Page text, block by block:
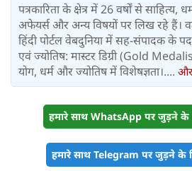
पत्रकारिता के क्षेत्र में 26 वर्षों से साहित्य,
अफेयर्स और अन्य विषयों पर लिख रहे हैं।
हिंदी पोर्टल वेबदुनिया में सह-संपादक के पद
एवं ज्योतिष: मास्टर डिग्री (Gold
योग, धर्म और ज्योतिष में विशेषज्ञता।....
हमारे साथ WhatsApp पर जुड़ने के
हमारे साथ Telegram पर जुड़ने के